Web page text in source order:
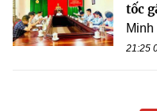
tốc
Minh
21:25